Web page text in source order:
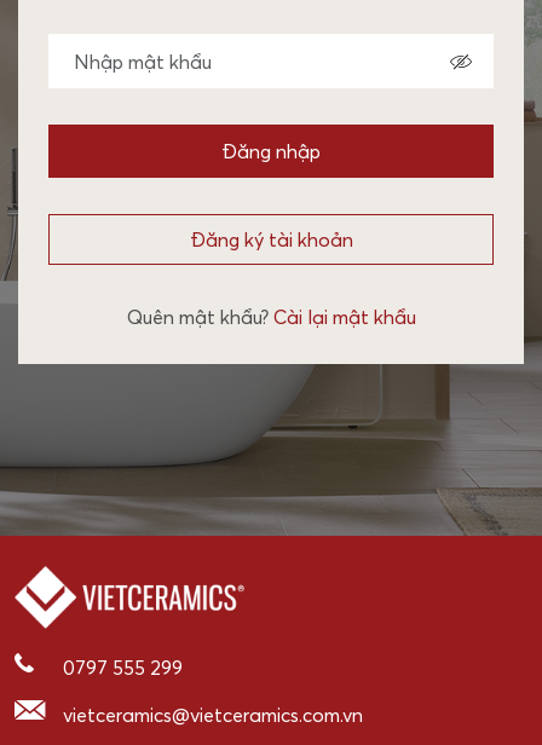
Đăng nhập
Đăng ký tài khoản
Quên mật khẩu? Cài lại mật khẩu
0797 555 299
vietceramics@vietceramics.com.vn